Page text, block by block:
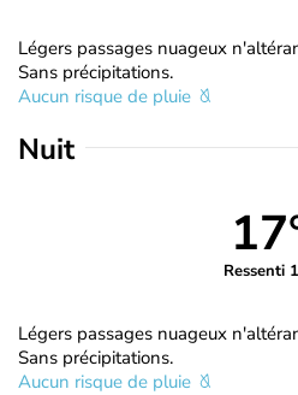
Légers passages nuageux
Sans précipitations.
Aucun risque de pluie
Nuit
Ressenti
Légers passages nuageux
Sans précipitations.
Aucun risque de pluie